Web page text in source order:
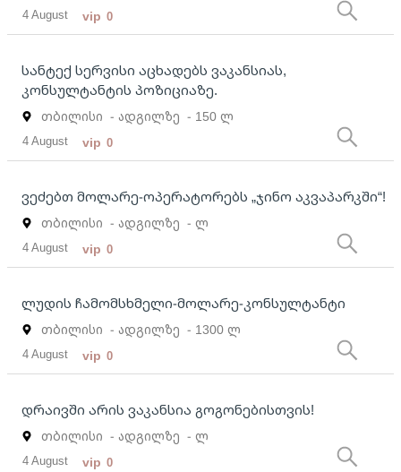
4 August vip 0
სანტექ სერვისი აცხადებს ვაკანსიას,
კონსულტანტის პოზიციაზე.
თბილისი - ადგილზე - 150 ლ
4 August vip 0
ვეძებთ მოლარე-ოპერატორებს „ჯინო აკვაპარკში“!
თბილისი - ადგილზე - ლ
4 August vip 0
ლუდის ჩამომსხმელი-მოლარე-კონსულტანტი
თბილისი - ადგილზე - 1300 ლ
4 August vip 0
დრაივში არის ვაკანსია გოგონებისთვის!
თბილისი - ადგილზე - ლ
4 August vip 0